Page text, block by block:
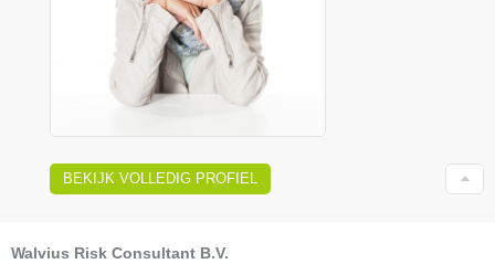
BEKIJK VOLLEDIG PROFIEL
Walvius Risk Consultant B.V.